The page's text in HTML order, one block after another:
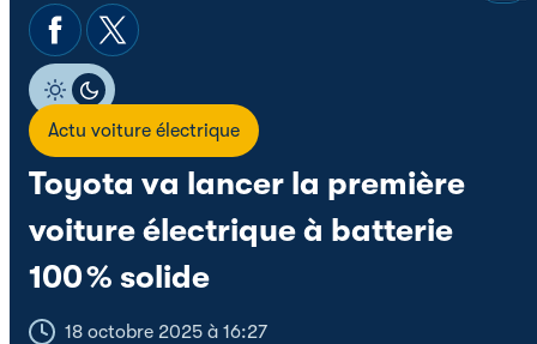
Actu voiture électrique
Toyota va lancer la première
voiture électrique à batterie
100 % solide
18 octobre 2025 à 16:27